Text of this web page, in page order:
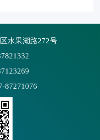
水果湖路272号
87271076